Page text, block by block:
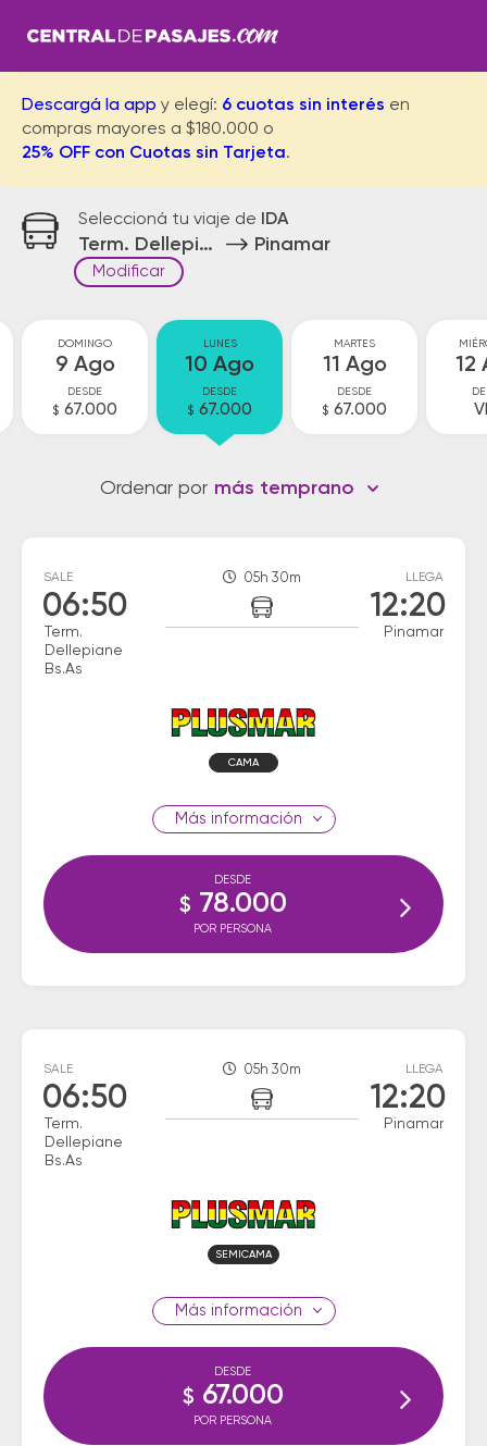
Descargá la app y elegí: 6 cuotas sin interés en
compras mayores a $180.000 o
25% OFF con Cuotas sin Tarjeta.
Seleccioná tu viaje de IDA
Term. Dellepiane Bs.As. Pinamar
Modificar
DOMINGO
9 Ago
DESDE
$ 67.000
LUNES
10 Ago
DESDE
$ 67.000
MARTES
11 Ago
DESDE
$ 67.000
12
Ordenar por más temprano
SALE
06:50
Term.
Dellepiane
Bs.As
05h 30m LLEGA
12:20
Pinamar
CAMA
información
DESDE
$ 78.000
POR PERSONA
SALE
06:50
Term.
Dellepiane
Bs.As
05h 30m LLEGA
12:20
Pinamar
SEMICAMA
información
DESDE
$ 67.000
POR PERSONA